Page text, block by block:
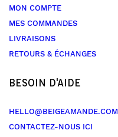
MON COMPTE
MES COMMANDES
LIVRAISONS
RETOURS & ÉCHANGES
BESOIN D'AIDE
HELLO@BEIGEAMANDE.COM
CONTACTEZ-NOUS ICI